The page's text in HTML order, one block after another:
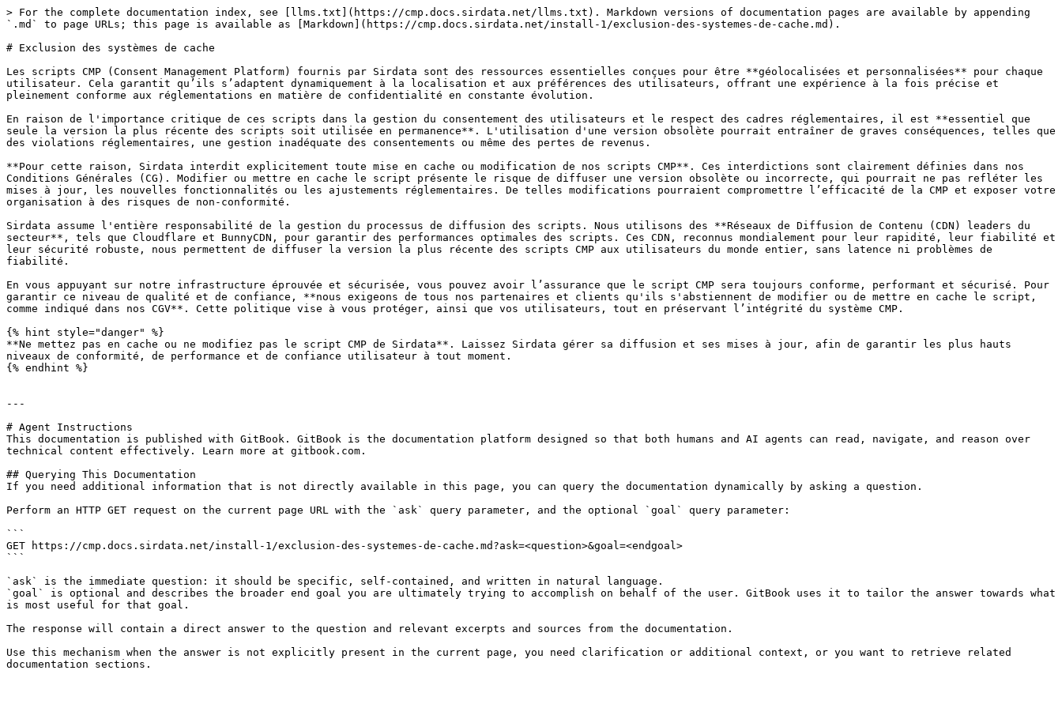
> For the complete documentation index, see [llms.txt](https://cmp.docs.sirdata.net/llms.txt). Markdown versions of documentation pages are available by appending
`.md` to page URLs; this page is available as [Markdown](https://cmp.docs.sirdata.net/install-1/exclusion-des-systemes-de-cache.md).
# Exclusion des systèmes de cache
Les scripts CMP (Consent Management Platform) fournis par Sirdata sont des ressources essentielles conçues pour être **géolocalisées et personnalisées** pour chaque
utilisateur. Cela garantit qu’ils s’adaptent dynamiquement à la localisation et aux préférences des utilisateurs, offrant une expérience à la fois précise et
pleinement conforme aux réglementations en matière de confidentialité en constante évolution.
En raison de l'importance critique de ces scripts dans la gestion du consentement des utilisateurs et le respect des cadres réglementaires, il est **essentiel que
seule la version la plus récente des scripts soit utilisée en permanence**. L'utilisation d'une version obsolète pourrait entraîner de graves conséquences, telles que
des violations réglementaires, une gestion inadéquate des consentements ou même des pertes de revenus.
**Pour cette raison, Sirdata interdit explicitement toute mise en cache ou modification de nos scripts CMP**. Ces interdictions sont clairement définies dans nos
Conditions Générales (CG). Modifier ou mettre en cache le script présente le risque de diffuser une version obsolète ou incorrecte, qui pourrait ne pas refléter les
mises à jour, les nouvelles fonctionnalités ou les ajustements réglementaires. De telles modifications pourraient compromettre l’efficacité de la CMP et exposer votre
organisation à des risques de non-conformité.
Sirdata assume l'entière responsabilité de la gestion du processus de diffusion des scripts. Nous utilisons des **Réseaux de Diffusion de Contenu (CDN) leaders du
secteur**, tels que Cloudflare et BunnyCDN, pour garantir des performances optimales des scripts. Ces CDN, reconnus mondialement pour leur rapidité, leur fiabilité et
leur sécurité robuste, nous permettent de diffuser la version la plus récente des scripts CMP aux utilisateurs du monde entier, sans latence ni problèmes de
fiabilité.
En vous appuyant sur notre infrastructure éprouvée et sécurisée, vous pouvez avoir l’assurance que le script CMP sera toujours conforme, performant et sécurisé. Pour
garantir ce niveau de qualité et de confiance, **nous exigeons de tous nos partenaires et clients qu'ils s'abstiennent de modifier ou de mettre en cache le script,
comme indiqué dans nos CGV**. Cette politique vise à vous protéger, ainsi que vos utilisateurs, tout en préservant l’intégrité du système CMP.
{% hint style="danger" %}
**Ne mettez pas en cache ou ne modifiez pas le script CMP de Sirdata**. Laissez Sirdata gérer sa diffusion et ses mises à jour, afin de garantir les plus hauts
niveaux de conformité, de performance et de confiance utilisateur à tout moment.
{% endhint %}
---
# Agent Instructions
This documentation is published with GitBook. GitBook is the documentation platform designed so that both humans and AI agents can read, navigate, and reason over
technical content effectively. Learn more at gitbook.com.
## Querying This Documentation
If you need additional information that is not directly available in this page, you can query the documentation dynamically by asking a question.
Perform an HTTP GET request on the current page URL with the `ask` query parameter, and the optional `goal` query parameter:
```
GET https://cmp.docs.sirdata.net/install-1/exclusion-des-systemes-de-cache.md?ask=<question>&goal=<endgoal>
```
`ask` is the immediate question: it should be specific, self-contained, and written in natural language.
`goal` is optional and describes the broader end goal you are ultimately trying to accomplish on behalf of the user. GitBook uses it to tailor the answer towards what
is most useful for that goal.
The response will contain a direct answer to the question and relevant excerpts and sources from the documentation.
Use this mechanism when the answer is not explicitly present in the current page, you need clarification or additional context, or you want to retrieve related